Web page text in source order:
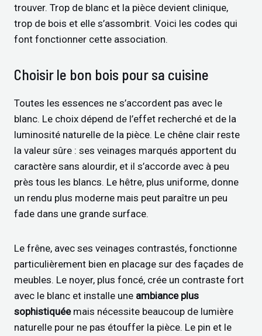
trouver. Trop de blanc et la pièce devient clinique,
trop de bois et elle s’assombrit. Voici les codes qui
font fonctionner cette association.
Choisir le bon bois pour sa cuisine
Toutes les essences ne s’accordent pas avec le
blanc. Le choix dépend de l’effet recherché et de la
luminosité naturelle de la pièce. Le chêne clair reste
la valeur sûre : ses veinages marqués apportent du
caractère sans alourdir, et il s’accorde avec à peu
près tous les blancs. Le hêtre, plus uniforme, donne
un rendu plus moderne mais peut paraître un peu
fade dans une grande surface.
Le frêne, avec ses veinages contrastés, fonctionne
particulièrement bien en placage sur des façades de
meubles. Le noyer, plus foncé, crée un contraste fort
avec le blanc et installe une ambiance plus
sophistiquéemais nécessite beaucoup de lumière
naturelle pour ne pas étouffer la pièce. Le pin et le